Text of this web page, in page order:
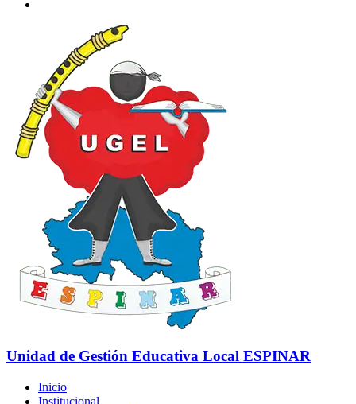
Unidad de Gestión Educativa Local ESPINAR
Inicio
Institucional